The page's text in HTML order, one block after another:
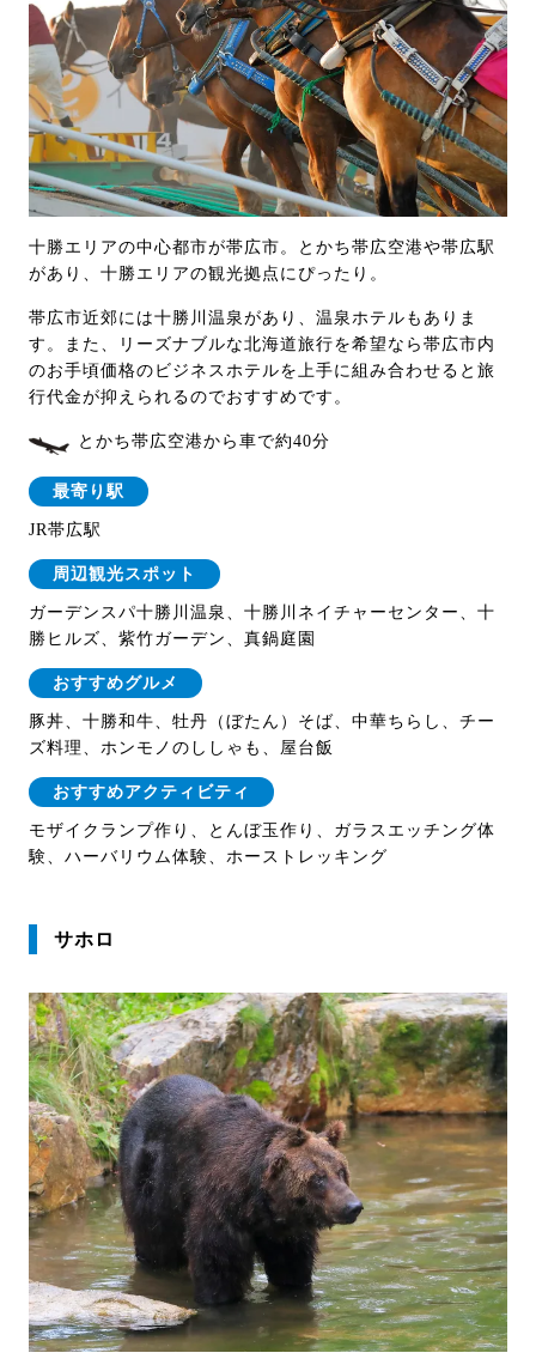
十勝エリアの中心都市が帯広市。とかち帯広空港や帯広駅
があり、十勝エリアの観光拠点にぴったり。
帯広市近郊には十勝川温泉があり、温泉ホテルもありま
す。また、リーズナブルな北海道旅行を希望なら帯広市内
のお手頃価格のビジネスホテルを上手に組み合わせると旅
行代金が抑えられるのでおすすめです。
とかち帯広空港から車で約40分
最寄り駅
JR帯広駅
周辺観光スポット
ガーデンスパ十勝川温泉、十勝川ネイチャーセンター、十
勝ヒルズ、紫竹ガーデン、真鍋庭園
おすすめグルメ
豚丼、十勝和牛、牡丹（ぼたん）そば、中華ちらし、チー
ズ料理、ホンモノのししゃも、屋台飯
おすすめアクティビティ
モザイクランプ作り、とんぼ玉作り、ガラスエッチング体
験、ハーバリウム体験、ホーストレッキング
サホロ